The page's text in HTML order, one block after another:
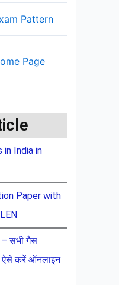
Pattern
Page
in India in
Paper with
– सभी गैस
ऐसे करें ऑनलाइन